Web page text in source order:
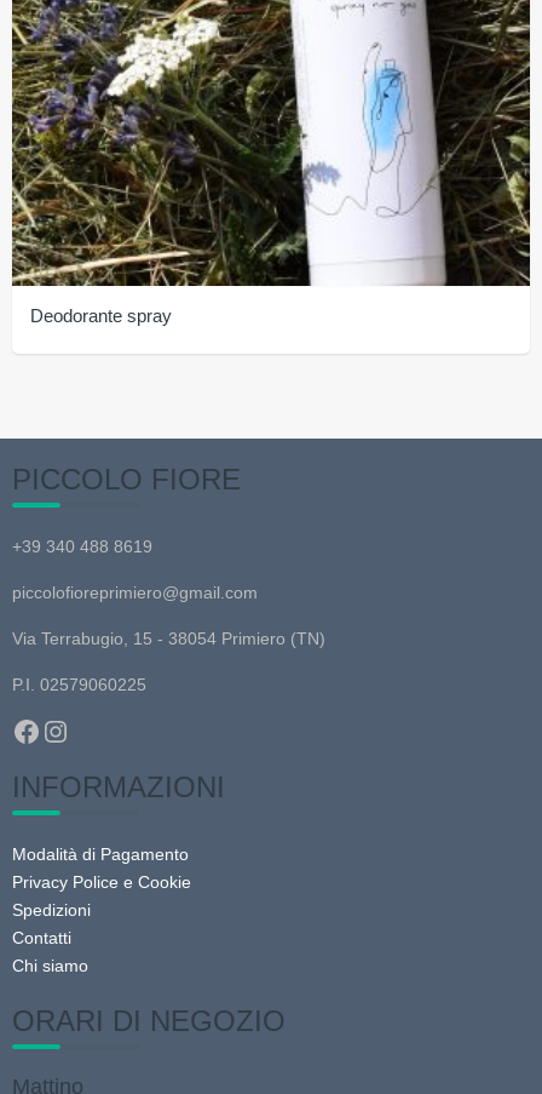
Deodorante spray
PICCOLO FIORE
+39 340 488 8619
piccolofioreprimiero@gmail.com
Via Terrabugio, 15 - 38054 Primiero (TN)
P.I. 02579060225
Facebook
Instagram
INFORMAZIONI
Modalità di Pagamento
Privacy Police e Cookie
Spedizioni
Contatti
Chi siamo
ORARI DI NEGOZIO
Mattino